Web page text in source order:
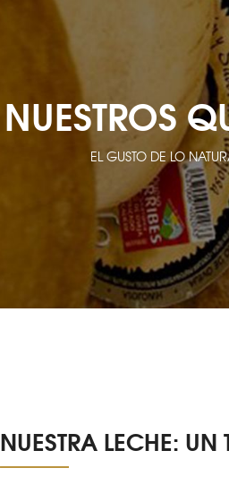
NUESTROS
EL GUSTO DE LO
NUESTRA LECHE: